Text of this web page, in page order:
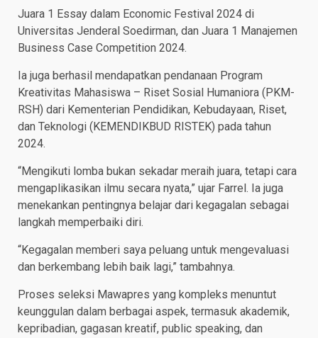
Juara 1 Essay dalam Economic Festival 2024 di
Universitas Jenderal Soedirman, dan Juara 1 Manajemen
Business Case Competition 2024.
Ia juga berhasil mendapatkan pendanaan Program
Kreativitas Mahasiswa – Riset Sosial Humaniora (PKM-
RSH) dari Kementerian Pendidikan, Kebudayaan, Riset,
dan Teknologi (KEMENDIKBUD RISTEK) pada tahun
2024.
“Mengikuti lomba bukan sekadar meraih juara, tetapi cara
mengaplikasikan ilmu secara nyata,” ujar Farrel. Ia juga
menekankan pentingnya belajar dari kegagalan sebagai
langkah memperbaiki diri.
“Kegagalan memberi saya peluang untuk mengevaluasi
dan berkembang lebih baik lagi,” tambahnya.
Proses seleksi Mawapres yang kompleks menuntut
keunggulan dalam berbagai aspek, termasuk akademik,
kepribadian, gagasan kreatif, public speaking, dan